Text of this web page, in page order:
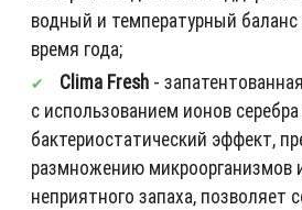
водный и температурный
время года;
Clima Fresh -
с использованием ионов
бактериостатический эффект,
размножению микроорганизмов
неприятного запаха, позволяет